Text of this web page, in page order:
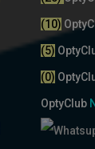
(10)
(5)
(0)
OptyClub